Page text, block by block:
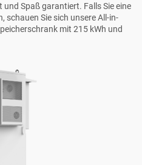
Spaß garantiert. Falls Sie eine
schauen Sie sich unsereAll-in-
mit 215 kWh und